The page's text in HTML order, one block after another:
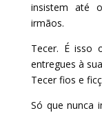
insistem até
irmãos.
Tecer. É isso
entregues à
Tecer fios e
Só que nunca